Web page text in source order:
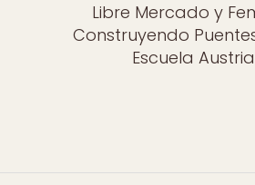
Libre Mercado y
Construyendo
Escuela